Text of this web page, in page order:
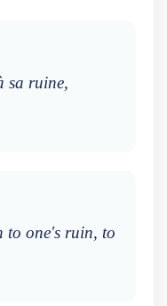
sa ruine,
to one's ruin, to